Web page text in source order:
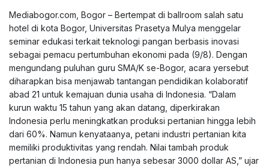
Mediabogor.com, Bogor – Bertempat di ballroom salah satu
hotel di kota Bogor, Universitas Prasetya Mulya menggelar
seminar edukasi terkait teknologi pangan berbasis inovasi
sebagai pemacu pertumbuhan ekonomi pada (9/8). Dengan
mengundang puluhan guru SMA/K se-Bogor, acara yersebut
diharapkan bisa menjawab tantangan pendidikan kolaboratif
abad 21 untuk kemajuan dunia usaha di Indonesia. “Dalam
kurun waktu 15 tahun yang akan datang, diperkirakan
Indonesia perlu meningkatkan produksi pertanian hingga lebih
dari 60%. Namun kenyataanya, petani industri pertanian kita
memiliki produktivitas yang rendah. Nilai tambah produk
pertanian di Indonesia pun hanya sebesar 3000 dollar AS,” ujar